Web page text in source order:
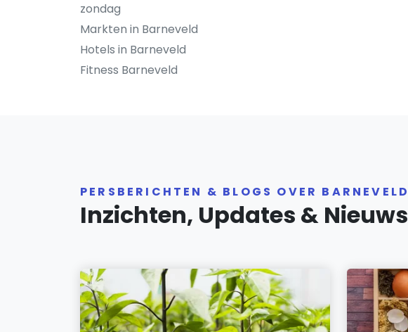
zondag
Markten in Barneveld
Hotels in Barneveld
Fitness Barneveld
PERSBERICHTEN & BLOGS OVER BARNEVELD
Inzichten, Updates & Nieuws